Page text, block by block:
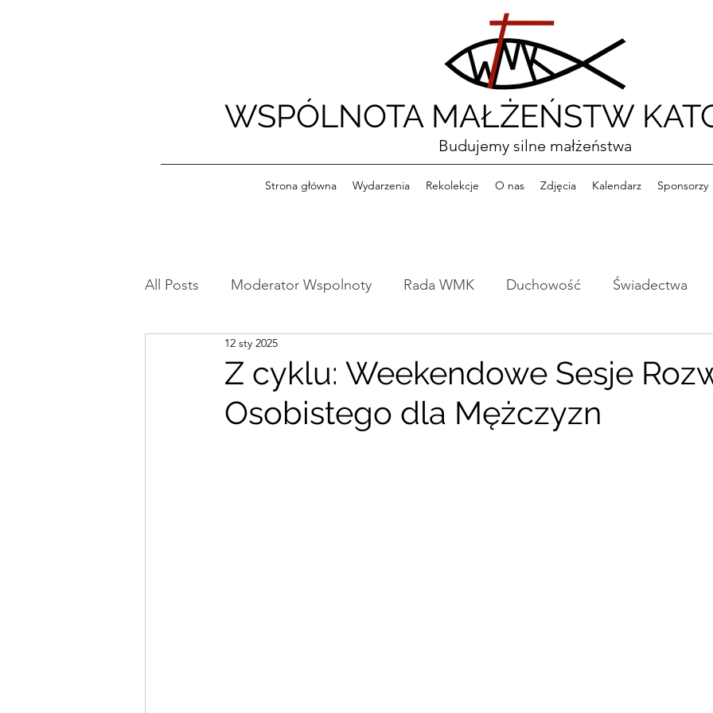
WSPÓLNOTA MAŁŻEŃSTW
Budujemy silne małżeństwa
Strona główna Wydarzenia Rekolekcje O nas Zdjęcia Kalendarz Sponsorzy
All Posts Moderator Wspolnoty Rada WMK Duchowość Świadectwa
Ogłoszenia
Zdjęcia i filmy Animatorzy Kręgów Archiwum Wydarzen
Z cyklu: Weekendowe Sesje
Osobistego dla Mężczyzn
12 sty 2025